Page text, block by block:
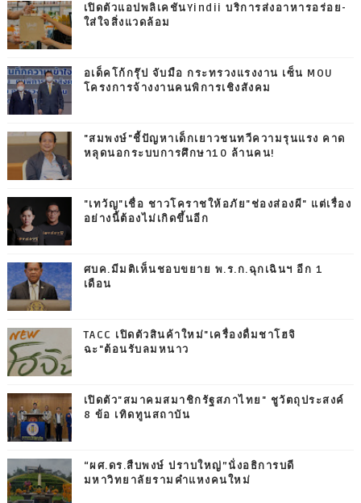
เปิดตัวแอปพลิเคชันYindii บริการส่งอาหารอร่อย-
ใส่ใจสิ่งแวดล้อม
อเด็คโก้กรุ๊ป จับมือ กระทรวงแรงงาน เซ็น MOU
โครงการจ้างงานคนพิการเชิงสังคม
"สมพงษ์"ชี้ปัญหาเด็กเยาวชนทวีความรุนแรง คาด
หลุดนอกระบบการศึกษา10 ล้านคน!
"เทวัญ"เชื่อ ชาวโคราชให้อภัย"ช่องส่องผี" แต่เรื่อง
อย่างนี้ต้องไม่เกิดขึ้นอีก
ศบค.มีมติเห็นชอบขยาย พ.ร.ก.ฉุกเฉินฯ อีก 1
เดือน
TACC เปิดตัวสินค้าใหม่"เครื่องดื่มชาโฮจิ
ฉะ"ต้อนรับลมหนาว
เปิดตัว"สมาคมสมาชิกรัฐสภาไทย" ชูวัตถุประสงค์
8 ข้อ เทิดทูนสถาบัน
“ผศ.ดร.สืบพงษ์ ปราบใหญ่”นั่งอธิการบดี
มหาวิทยาลัยรามคำแหงคนใหม่